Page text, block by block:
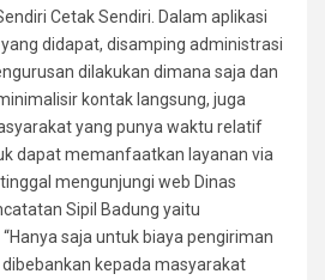
Cetak Sendiri. Dalam aplikasi
didapat, disamping administrasi
dilakukan dimana saja dan
kontak langsung, juga
yang punya waktu relatif
dapat memanfaatkan layanan via
mengunjungi web Dinas
Sipil Badung yaitu
saja untuk biaya pengiriman
kepada masyarakat